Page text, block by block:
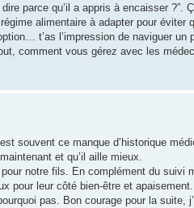
parce qu’il a appris à encaisser ?”.
alimentaire à adapter pour éviter
t’as l’impression de naviguer un
comment vous gérez avec les
souvent ce manque d’historique
et qu’il aille mieux.
notre fils. En complément du suivi
pour leur côté bien-être et
pas. Bon courage pour la suite,